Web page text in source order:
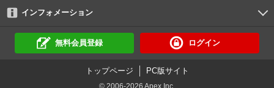
初めての方へ
会員登録の手順
作品購入の手順
動画再生の手順
検索のヒント
DUGA Player
インフォメーション
DUGAからのお知らせ
デュガの歴史とあゆみ
利用規約
個人情報保護方針
特定商取引法に基づく表示
資金決済法に基づく表示
倫理基準
サイトマップ無料会員登録 ログイン
トップページ PC版サイト
© 2006-2026 Apex Inc.